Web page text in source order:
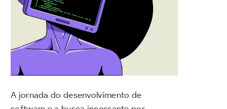
A jornada do desenvolvimento de